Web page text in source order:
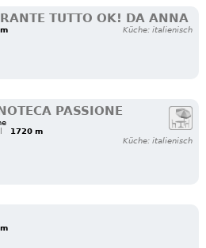
TUTTO OK! DA ANNA
Küche: italienisch
PASSIONE
1720 m
Küche: italienisch